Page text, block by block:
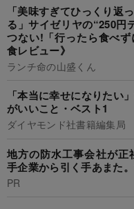
「美味すぎてひっくり返
る」サイゼリヤの“250円
つない!「行ったら食べ
食レビュー》
ランチ命の山盛くん
「本当に幸せになりたい
がいいこと・ベスト1
ダイヤモンド社書籍編集局
地方の防水工事会社が正
手企業から引く手あまた
PR